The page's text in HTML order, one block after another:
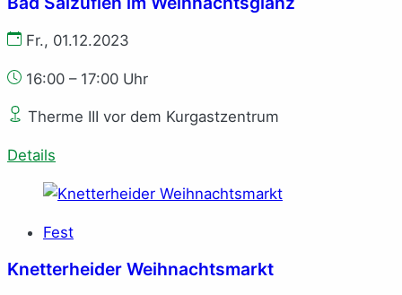
Fr., 01.12.2023
16:00 – 17:00 Uhr
Therme III vor dem Kurgastzentrum
Details
Fest
Knetterheider Weihnachtsmarkt